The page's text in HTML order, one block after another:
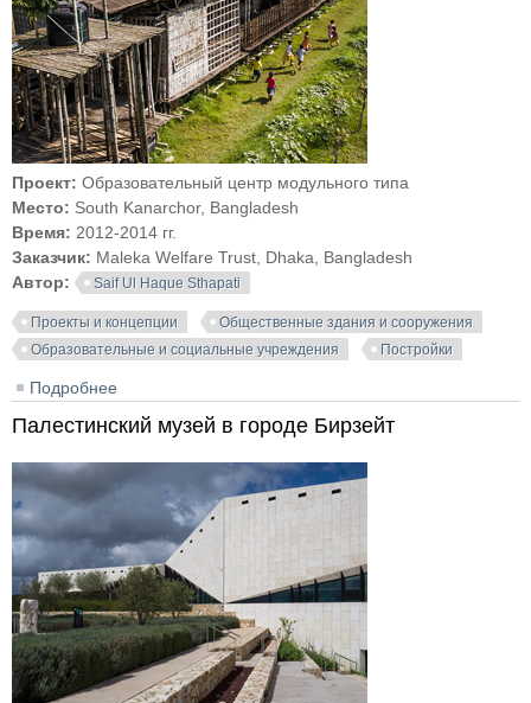
Проект: Образовательный центр модульного типа
Место: South Kanarchor, Bangladesh
Время: 2012-2014 гг.
Заказчик: Maleka Welfare Trust, Dhaka, Bangladesh
Автор:
Saif Ul Haque Sthapati
Проекты и концепции
Общественные здания и сооружения
Образовательные и социальные учреждения
Постройки
Подробнее
Канарчоре, Бангладеш
Палестинский музей в городе Бирзейт